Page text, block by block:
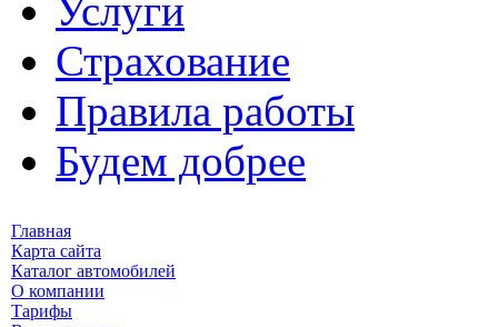
Услуги
Страхование
Правила работы
Будем добрее
Главная
Карта сайта
Каталог автомобилей
О компании
Тарифы